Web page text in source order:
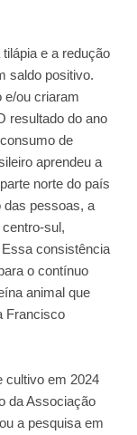
e a redução
saldo positivo.
e/ou criaram
resultado do ano
de
aprendeu a
norte do país
das pessoas, a
sul,
consistência
o contínuo
animal que
Francisco
cultivo em 2024
da Associação
a pesquisa em